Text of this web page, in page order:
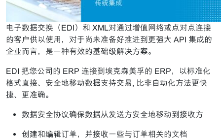
电子数据交换（EDI）和 XML对通过增值网络或点对点连接
的客户供以使用，对于尚未准备好推进到更强大 API 集成的
企业而言，是一种有效的基础级解决方案。
EDI 把您公司的 ERP 连接到埃克森美孚的 ERP，以标准化
格式直接、安全地移动数据支持交易, 比非自动化方法更快
捷、更准确。
数据安全协议确保数据从发送方安全地移动到接收方
创建和编辑订单，并接收一些与订单相关的文档